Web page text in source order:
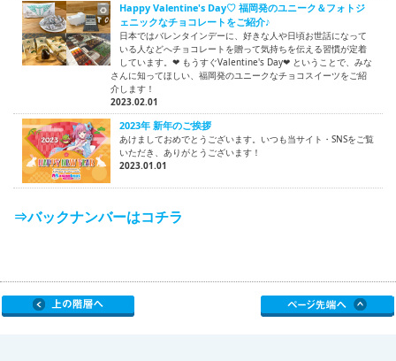
Happy Valentine's Day♡ 福岡発のユニーク＆フォトジ
ェニックなチョコレートをご紹介♪
日本ではバレンタインデーに、好きな人や日頃お世話になって
いる人などへチョコレートを贈って気持ちを伝える習慣が定着
しています。❤ もうすぐValentine's Day❤ ということで、みな
さんに知ってほしい、福岡発のユニークなチョコスイーツをご紹
介します！
2023.02.01
2023年 新年のご挨拶
あけましておめでとうございます。いつも当サイト・SNSをご覧
いただき、ありがとうございます！
2023.01.01
⇒バックナンバーはコチラ